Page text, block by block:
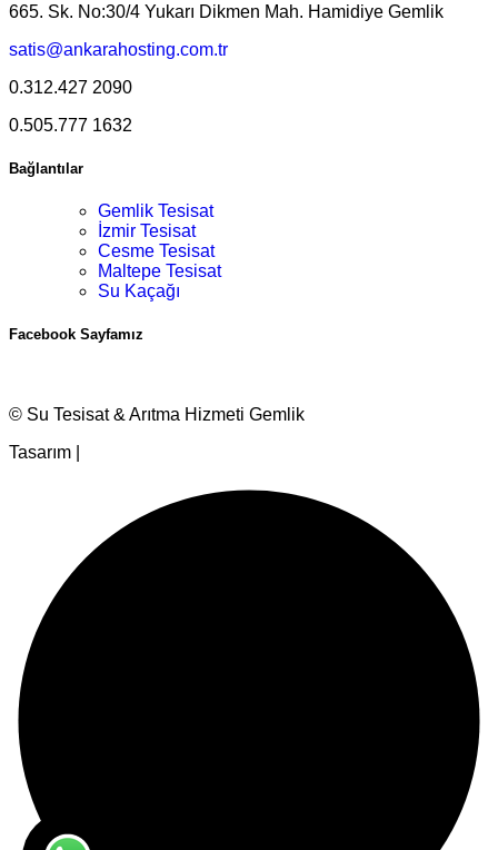
665. Sk. No:30/4 Yukarı Dikmen Mah. Hamidiye Gemlik
satis@ankarahosting.com.tr
0.312.427 2090
0.505.777 1632
Bağlantılar
Gemlik Tesisat
İzmir Tesisat
Cesme Tesisat
Maltepe Tesisat
Su Kaçağı
Facebook Sayfamız
© Su Tesisat & Arıtma Hizmeti Gemlik
Tasarım |